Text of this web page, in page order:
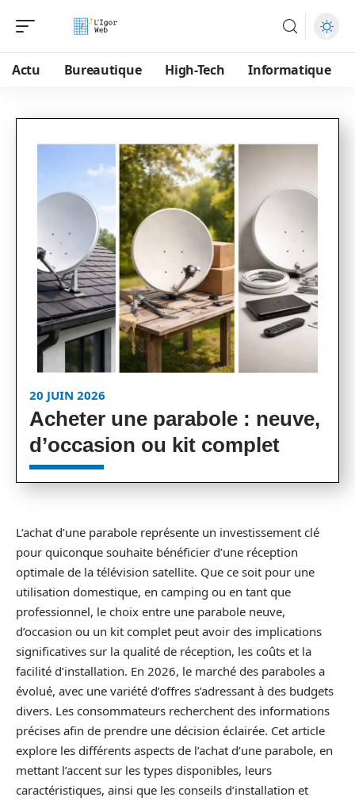
Actu Bureautique High-Tech Informatique
20 JUIN 2026
Acheter une parabole : neuve,
d’occasion ou kit complet
L’achat d’une parabole représente un investissement clé
pour quiconque souhaite bénéficier d’une réception
optimale de la télévision satellite. Que ce soit pour une
utilisation domestique, en camping ou en tant que
professionnel, le choix entre une parabole neuve,
d’occasion ou un kit complet peut avoir des implications
significatives sur la qualité de réception, les coûts et la
facilité d’installation. En 2026, le marché des paraboles a
évolué, avec une variété d’offres s’adressant à des budgets
divers. Les consommateurs recherchent des informations
précises afin de prendre une décision éclairée. Cet article
explore les différents aspects de l’achat d’une parabole, en
mettant l’accent sur les types disponibles, leurs
caractéristiques, ainsi que les conseils d’installation et